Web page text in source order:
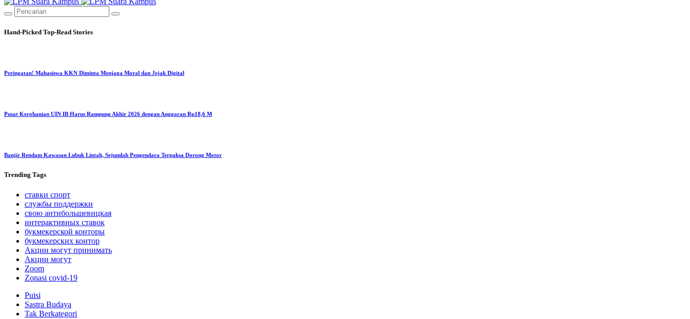
Hand-Picked Top-Read Stories
Peringatan! Mahasiswa KKN Diminta Menjaga Moral dan Jejak Digital
Pusat Kerohanian UIN IB Harus Rampung Akhir 2026 dengan Anggaran Rp18,6 M
Banjir Rendam Kawasan Lubuk Lintah, Sejumlah Pengendara Terpaksa Dorong Motor
Trending Tags
ставки спорт
службы поддержки
свою антибольшевицкая
интерактивных ставок
букмекерской конторы
букмекерских контор
Акции могут принимать
Акции могут
Zoom
Zonasi covid-19
Puisi
Sastra Budaya
Tak Berkategori